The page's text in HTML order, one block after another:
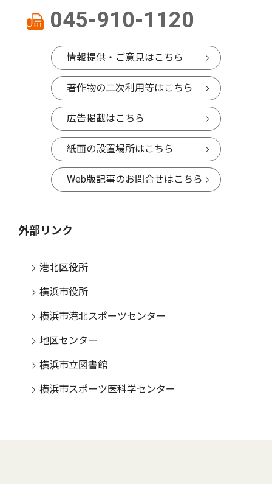
045-910-1120
情報提供・ご意見はこちら
著作物の二次利用等はこちら
広告掲載はこちら
紙面の設置場所はこちら
Web版記事のお問合せはこちら
外部リンク
港北区役所
横浜市役所
横浜市港北スポーツセンター
地区センター
横浜市立図書館
横浜市スポーツ医科学センター